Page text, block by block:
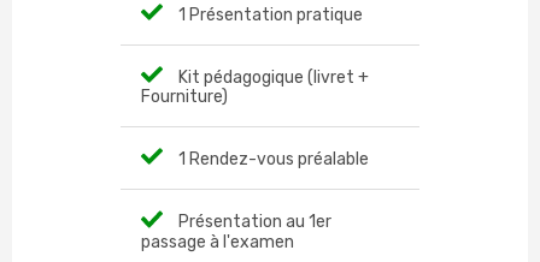
1 Présentation pratique
Kit pédagogique (livret +
Fourniture)
1 Rendez-vous préalable
Présentation au 1er
passage à l'examen